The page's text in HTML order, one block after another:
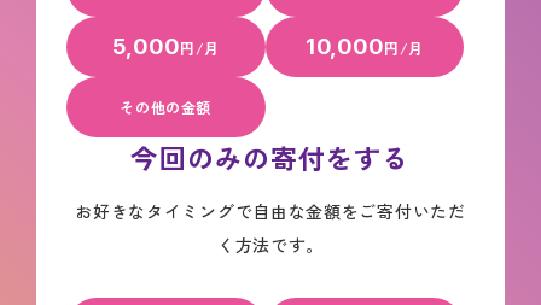
5,000円/月 10,000円/月
その他の金額
今回のみの寄付をする
お好きなタイミングで自由な金額をご寄付いただ
く方法です。